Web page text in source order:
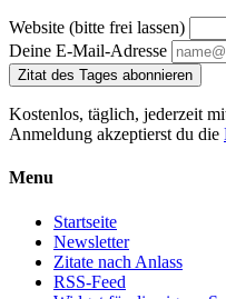
Website (bitte frei lassen)
Deine E-Mail-Adresse
Zitat des Tages abonnieren
Kostenlos, täglich, jederzeit
Anmeldung akzeptierst du die
Menu
Startseite
Newsletter
Zitate nach Anlass
RSS-Feed